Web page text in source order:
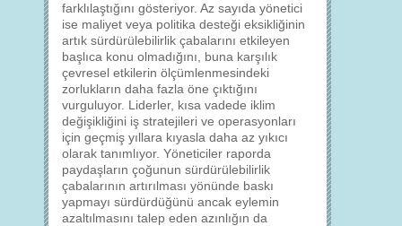
farklılaştığını gösteriyor. Az sayıda yönetici
ise maliyet veya politika desteği eksikliğinin
artık sürdürülebilirlik çabalarını etkileyen
başlıca konu olmadığını, buna karşılık
çevresel etkilerin ölçümlenmesindeki
zorlukların daha fazla öne çıktığını
vurguluyor. Liderler, kısa vadede iklim
değişikliğini iş stratejileri ve operasyonları
için geçmiş yıllara kıyasla daha az yıkıcı
olarak tanımlıyor. Yöneticiler raporda
paydaşların çoğunun sürdürülebilirlik
çabalarının artırılması yönünde baskı
yapmayı sürdürdüğünü ancak eylemin
azaltılmasını talep eden azınlığın da